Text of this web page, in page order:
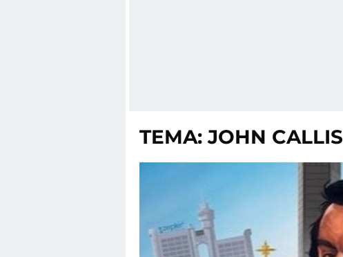
TEMA: JOHN CALLIS